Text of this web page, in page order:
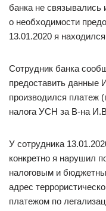
банка не
о необходимости
13.01.2020 я
Сотрудник банка
предоставить данные
производился платеж
налога УСН за В-на
У сотрудника
конкретно я нарушил
налоговым и
адрес
платежом по